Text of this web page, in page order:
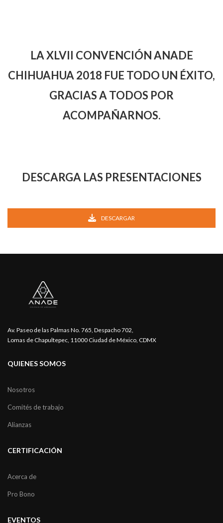
LA XLVII CONVENCIÓN ANADE
CHIHUAHUA 2018 FUE TODO UN ÉXITO,
GRACIAS A TODOS POR
ACOMPAÑARNOS.
DESCARGA LAS PRESENTACIONES
DESCARGAR
Av. Paseo de las Palmas No. 765, Despacho 702,
Lomas de Chapultepec, 11000 Ciudad de México, CDMX
QUIENES SOMOS
Nosotros
Comités de trabajo
Alianzas
CERTIFICACIÓN
Acerca de
Pro Bono
EVENTOS